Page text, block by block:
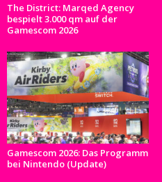
The District: Marqed Agency
bespielt 3.000 qm auf der
Gamescom 2026
Gamescom 2026: Das Programm
bei Nintendo (Update)